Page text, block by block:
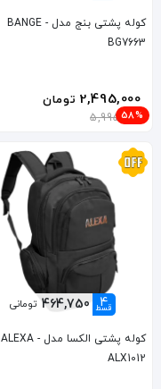
کوله پشتی بنج مدل BANGE -
BG7663
2,495,000 تومان
5,995,000
58%
4
قسط 464,750 تومانی
کوله پشتی الکسا مدل ALEXA -
ALX1012